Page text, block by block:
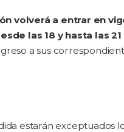
volverá a entrar en
las 18 y hasta las 21
a sus
estarán exceptuados